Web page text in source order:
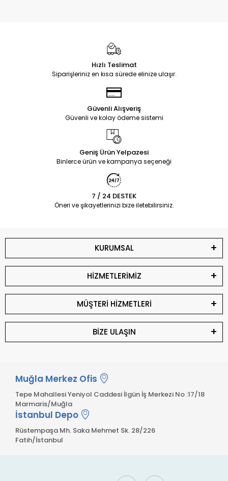
Hızlı Teslimat
Siparişleriniz en kısa sürede elinize ulaşır.
Güvenli Alışveriş
Güvenli ve kolay ödeme sistemi
Geniş Ürün Yelpazesi
Binlerce ürün ve kampanya seçeneği
7 / 24 DESTEK
Öneri ve şikayetlerinizi bize iletebilirsiniz.
KURUMSAL
HİZMETLERİMİZ
MÜŞTERİ HİZMETLERİ
BİZE ULAŞIN
Muğla Merkez Ofis
Tepe Mahallesi Yeniyol Caddesi İlgün İş Merkezi No :17/18
Marmaris/Muğla
İstanbul Depo
Rüstempaşa Mh. Saka Mehmet Sk. 28/226
Fatih/İstanbul